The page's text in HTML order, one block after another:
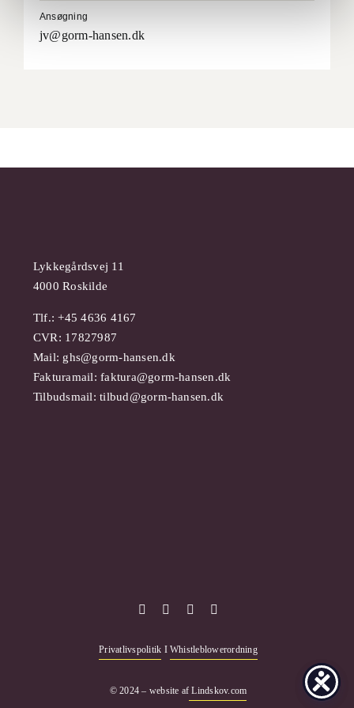
Ansøgning
jv@gorm-hansen.dk
Lykkegårdsvej 11
4000 Roskilde
Tlf.: +45 4636 4167
CVR: 17827987
Mail: ghs@gorm-hansen.dk
Fakturamail:faktura@gorm-hansen.dk
Tilbudsmail:tilbud@gorm-hansen.dk
Privatlivspolitik I Whistleblowerordning
© 2024 – website af Lindskov.com